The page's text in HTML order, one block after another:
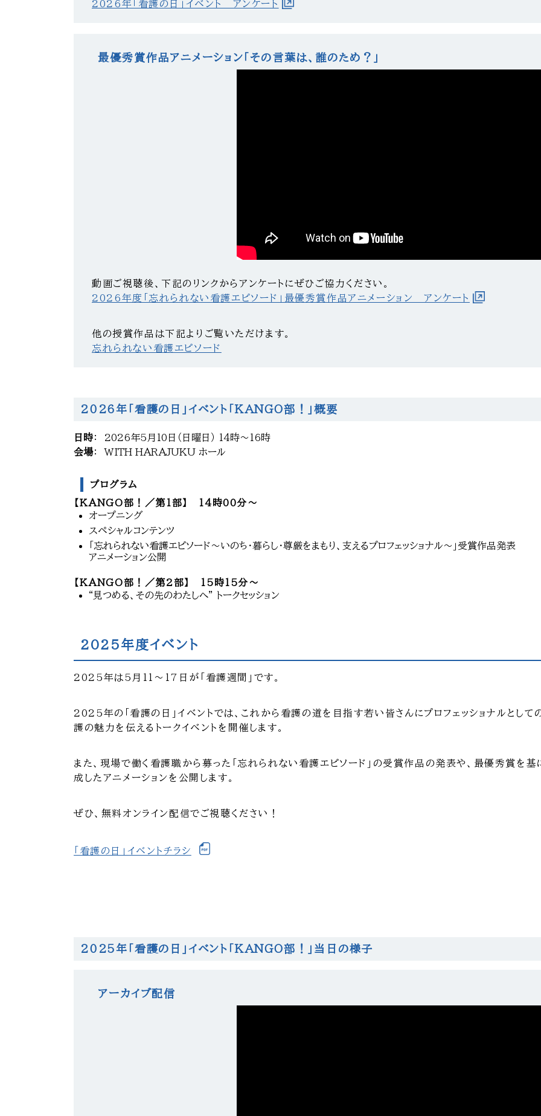
2026年「看護の日」イベント アンケート
最優秀賞作品アニメーション「その言葉は、誰のため？」
動画ご視聴後、下記のリンクからアンケートにぜひご協力ください。
2026年度「忘れられない看護エピソード」最優秀賞作品アニメーション アンケート
他の授賞作品は下記よりご覧いただけます。
忘れられない看護エピソード
2026年「看護の日」イベント「KANGO部！」概要
日時： 2026年5月10日（日曜日） 14時～16時
会場：WITH HARAJUKU ホール
プログラム
【KANGO部！／第1部】 14時00分～
オープニング
スペシャルコンテンツ
「忘れられない看護エピソード～いのち・暮らし・尊厳をまもり、支えるプロフェッショナル～」受賞作品発表
アニメーション公開
【KANGO部！／第2部】 15時15分～
“見つめる、その先のわたしへ” トークセッション
2025年度イベント
2025年は5月11～17日が「看護週間」です。
2025年の「看護の日」イベントでは、これから看護の道を目指す若い皆さんにプロフェッショナルとして
護の魅力を伝えるトークイベントを開催します。
また、現場で働く看護職から募った「忘れられない看護エピソード」の受賞作品の発表や、最優秀賞を基
成したアニメーションを公開します。
ぜひ、無料オンライン配信でご視聴ください！
「看護の日」イベントチラシ
2025年「看護の日」イベント「KANGO部！」当日の様子
アーカイブ配信